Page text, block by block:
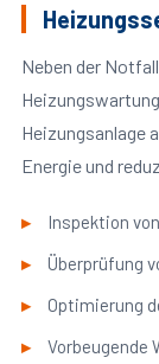
Neben der
Heizungsanlage
Energie und
Inspektion
Überprüfung
Optimierung
Vorbeugende